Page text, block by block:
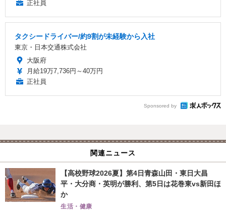
正社員
タクシードライバー/約9割が未経験から入社
東京・日本交通株式会社
大阪府
月給19万7,736円～40万円
正社員
Sponsored by
関連ニュース
【高校野球2026夏】第4日青森山田・東日大昌
平・大分商・英明が勝利、第5日は花巻東vs新田ほ
か
生活・健康